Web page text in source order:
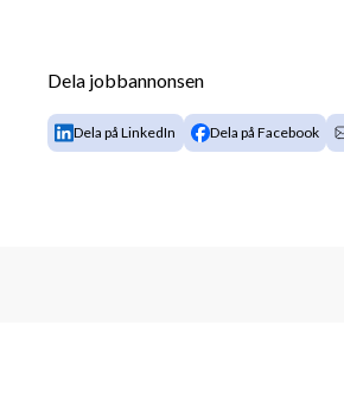
Dela jobbannonsen
Dela på LinkedIn Dela på Facebook